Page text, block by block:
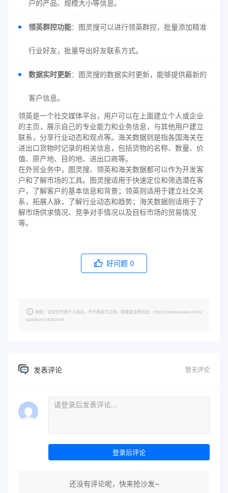
户的产品、规模大小等信息。
领英群控功能：图灵搜可以进行领英群控，批量添加精准
行业好友，批量导出好友联系方式。
数据实时更新：图灵搜的数据实时更新，能够提供最新的
客户信息。
领英是一个社交媒体平台，用户可以在上面建立个人或企业
的主页，展示自己的专业能力和业务信息，与其他用户建立
联系，分享行业动态和观点等。海关数据则是指各国海关在
进出口货物时记录的相关信息，包括货物的名称、数量、价
值、原产地、目的地、进出口商等。
在外贸业务中，图灵搜、领英和海关数据都可以作为开发客
户和了解市场的工具。图灵搜适用于快速定位和筛选潜在客
户，了解客户的基本信息和背景；领英则适用于建立社交关
系，拓展人脉，了解行业动态和趋势；海关数据则适用于了
解市场供求情况、竞争对手情况以及目标市场的贸易情况
等。
好问题 0
版权：言论仅代表个人观点，不代表官方立场。转载请注明出处：http://topeasysaas.com/
question/1404.html
发表评论 暂无评论
登录后评论
还没有评论呢，快来抢沙发~